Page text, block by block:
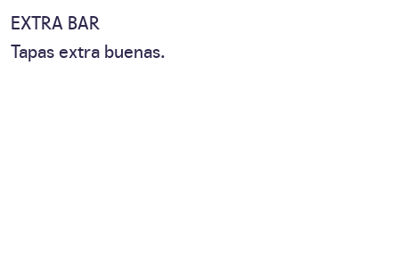
EXTRA BAR
Tapas extra buenas.